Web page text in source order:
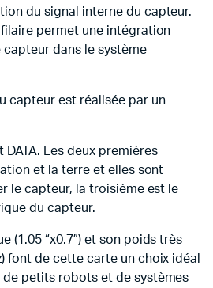
du signal interne du capteur.
permet une intégration
dans le système
capteur est réalisée par un
DATA. Les deux premières
et la terre et elles sont
le capteur, la troisième est le
du capteur.
(1.05 “x0.7”) et son poids très
font de cette carte un choix idéal
petits robots et de systèmes